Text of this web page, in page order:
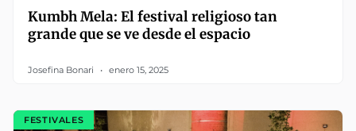
Kumbh Mela: El festival religioso tan
grande que se ve desde el espacio
Josefina Bonari enero 15, 2025
FESTIVALES